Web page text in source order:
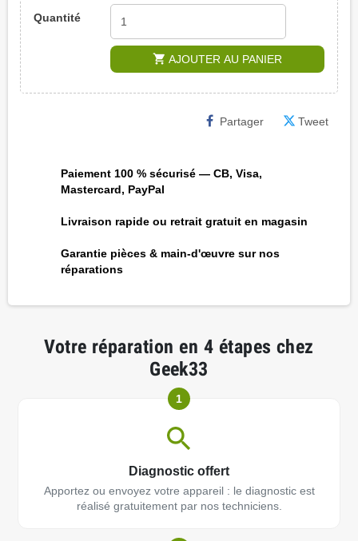
Quantité
shopping_cart AJOUTER AU PANIER
Partager Tweet
Paiement 100 % sécurisé — CB, Visa,
Mastercard, PayPal
Livraison rapide ou retrait gratuit en magasin
Garantie pièces & main-d'œuvre sur nos
réparations
Votre réparation en 4 étapes chez
Geek33
1
Diagnostic offert
Apportez ou envoyez votre appareil : le diagnostic est
réalisé gratuitement par nos techniciens.